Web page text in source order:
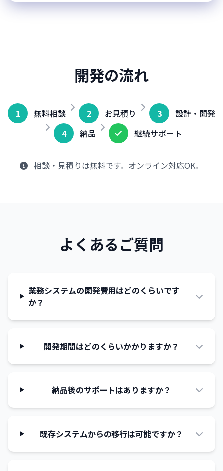
開発の流れ
1 無料相談 2 お見積り 3
設計・開発
4
納品 継続サポート
相談・見積りは無料です。オンライン対応OK。
よくあるご質問
業務システムの開発費用はどのくらいです
か？
開発期間はどのくらいかかりますか？
納品後のサポートはありますか？
既存システムからの移行は可能ですか？